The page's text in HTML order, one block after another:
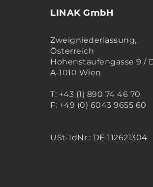
LINAK GmbH
Zweigniederlassung,
Österreich
Hohenstaufengasse 9 /
A-1010 Wien
T: +43 (1) 890 74 46 70
F: +49 (0) 6043 9655 60
USt-IdNr.: DE 112621304